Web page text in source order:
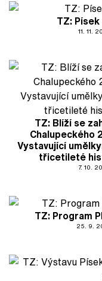
TZ:
11. 11.
TZ: Blíží se
Chalupeckého
Vystavující
třicetileté
7. 10.
TZ: Program
25. 9.